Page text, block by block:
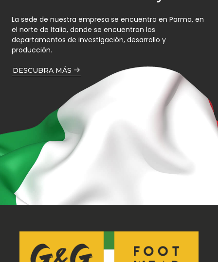
La sede de nuestra empresa se encuentra en Parma, en
el norte de Italia, donde se encuentran los
departamentos de investigación, desarrollo y
producción.
DESCUBRA MÁS